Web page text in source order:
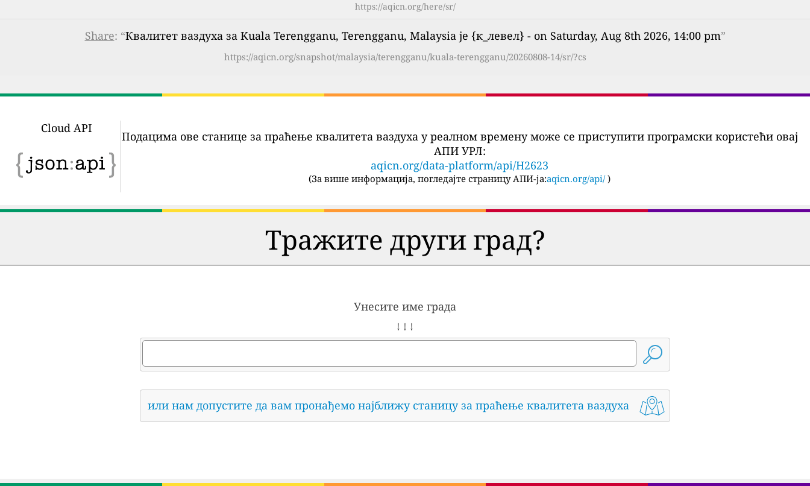
https://aqicn.org/here/sr/
Share: “Квалитет ваздуха за Kuala Terengganu, Terengganu, Malaysia је {к_левел} - on Saturday, Aug 8th 2026, 14:00 pm”
https://aqicn.org/snapshot/malaysia/terengganu/kuala-terengganu/20260808-14/sr/?cs
Cloud API
Подацима ове станице за праћење квалитета ваздуха у реалном времену може се приступити програмски користећи овај
АПИ УРЛ:
aqicn.org/data-platform/api/H2623
(За више информација, погледајте страницу АПИ-ја:aqicn.org/api/ )
Тражите други град?
Унесите име града
↓ ↓ ↓
или нам допустите да вам пронађемо најближу станицу за праћење квалитета ваздуха